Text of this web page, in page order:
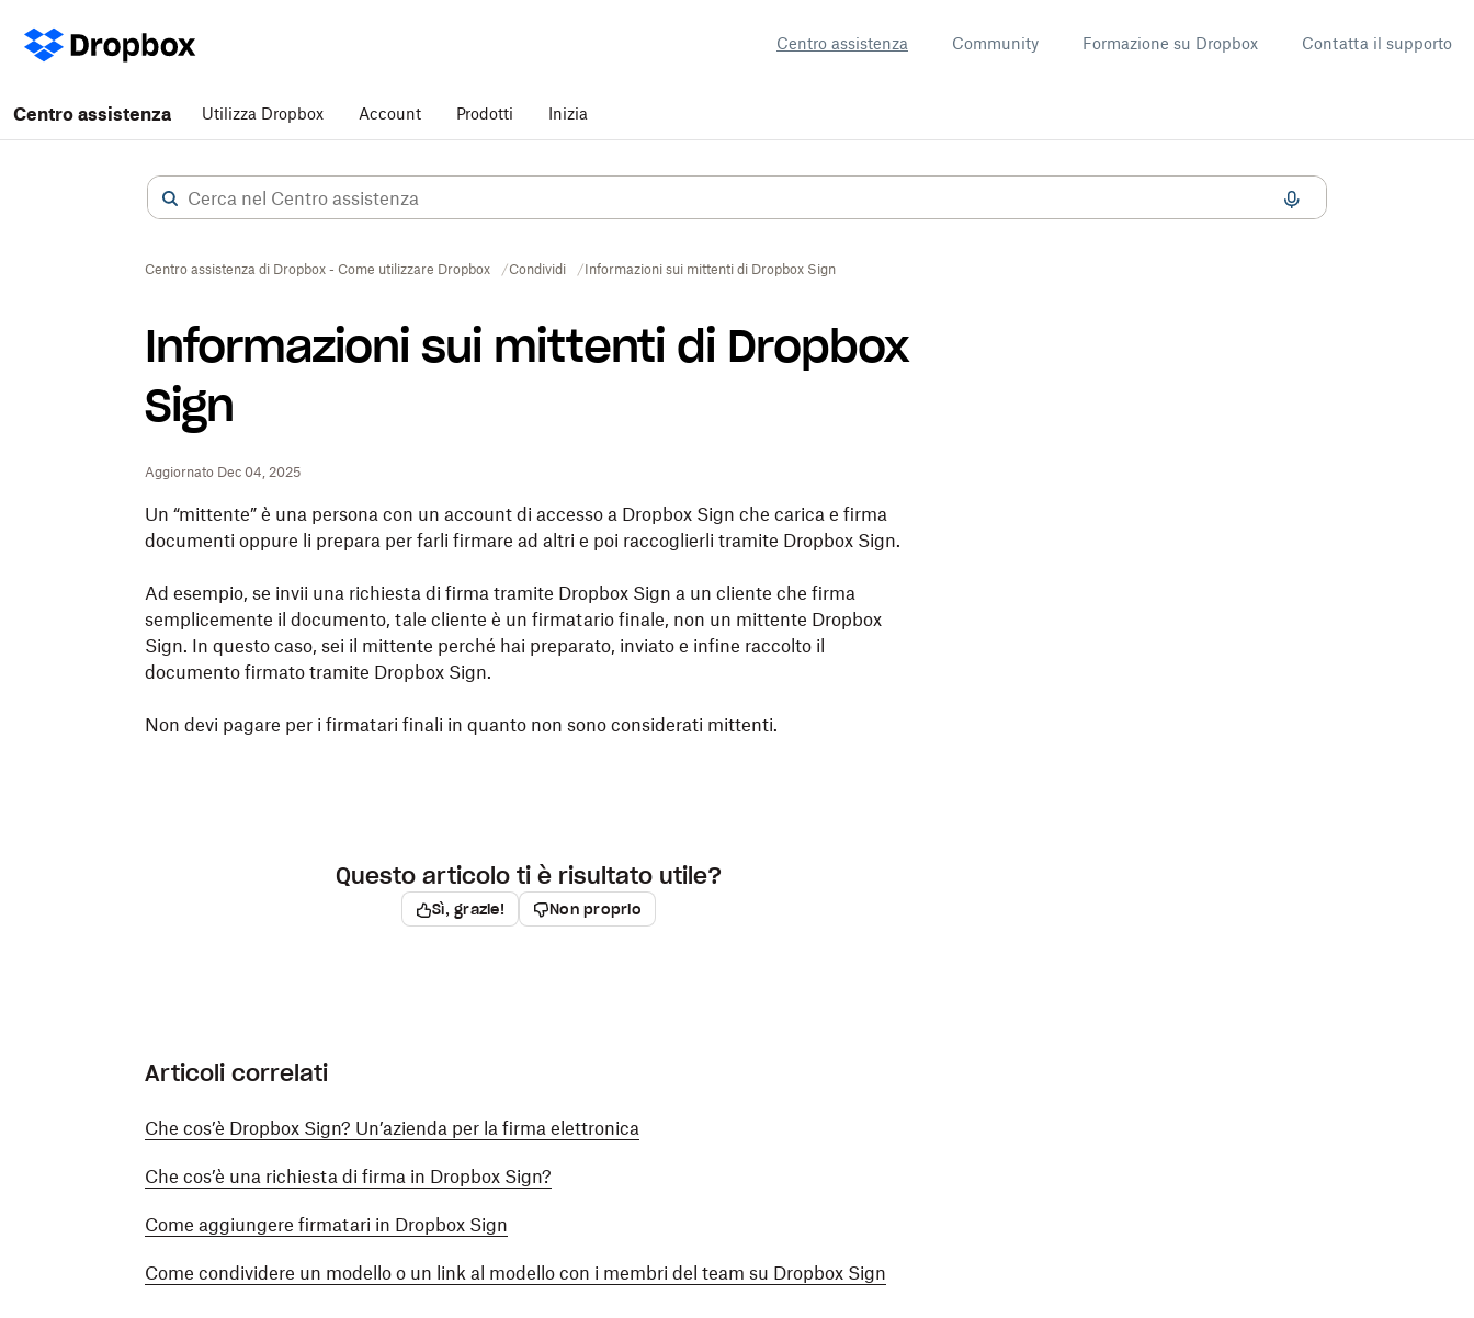
Centro assistenza Community Formazione su Dropbox Contatta il supporto
Centro assistenza Utilizza Dropbox Account Prodotti Inizia
Centro assistenza di Dropbox - Come utilizzare Dropbox Condividi Informazioni sui mittenti di Dropbox Sign
Informazioni sui mittenti di Dropbox
Sign
Aggiornato Dec 04, 2025
Un “mittente” è una persona con un account di accesso a Dropbox Sign che carica e firma
documenti oppure li prepara per farli firmare ad altri e poi raccoglierli tramite Dropbox Sign.
Ad esempio, se invii una richiesta di firma tramite Dropbox Sign a un cliente che firma
semplicemente il documento, tale cliente è un firmatario finale, non un mittente Dropbox
Sign. In questo caso, sei il mittente perché hai preparato, inviato e infine raccolto il
documento firmato tramite Dropbox Sign.
Non devi pagare per i firmatari finali in quanto non sono considerati mittenti.
Questo articolo ti è risultato utile?
Sì, grazie! Non proprio
Articoli correlati
Che cos’è Dropbox Sign? Un’azienda per la firma elettronica
Che cos’è una richiesta di firma in Dropbox Sign?
Come aggiungere firmatari in Dropbox Sign
Come condividere un modello o un link al modello con i membri del team su Dropbox Sign